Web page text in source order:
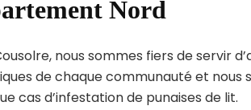
Nord
nous sommes fiers de servir
de chaque communauté et
cas d’infestation de punaises de lit.